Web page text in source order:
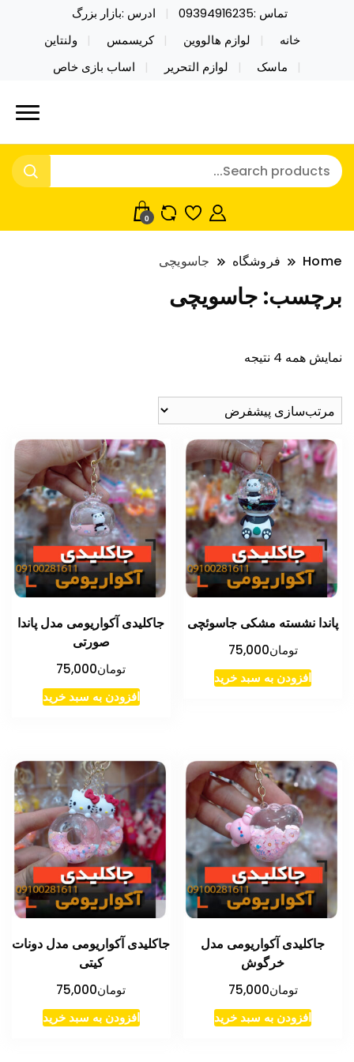
تماس :09394916235
ادرس :بازار بزرگ
خانه
لوازم هالووین کریسمس
ولنتاین
ماسک
لوازم التحریر اساب بازی خاص
نایکر توی فروش عمده لوازم هالووین
ولن تاین کادویی کریسمس اکسسوری
خرید محصولات خاص فیجت اسباب بازی تراول ماگ نایکر
توی فروش عمده لوازم هالووین ولن تاین کادویی
کریسمس اکسسوری ماسک در واردات مستقیم
0
Home فروشگاه جاسویچی
برچسب: جاسویچی
نمایش همه 4 نتیجه
پاندا نشسته مشکی جاسوئچی
تومان75,000
افزودن به سبد خرید
جاکلیدی آکواریومی مدل پاندا
صورتی
تومان75,000
افزودن به سبد خرید
جاکلیدی آکواریومی مدل
خرگوش
تومان75,000
افزودن به سبد خرید
جاکلیدی آکواریومی مدل دونات
کیتی
تومان75,000
افزودن به سبد خرید